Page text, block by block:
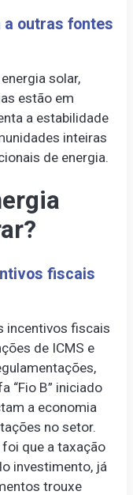
a outras fontes
solar,
estão em
a estabilidade
inteiras
de energia.
fiscais
incentivos fiscais
de ICMS e
“Fio B” iniciado
a economia
no setor.
que a taxação
investimento, já
trouxe